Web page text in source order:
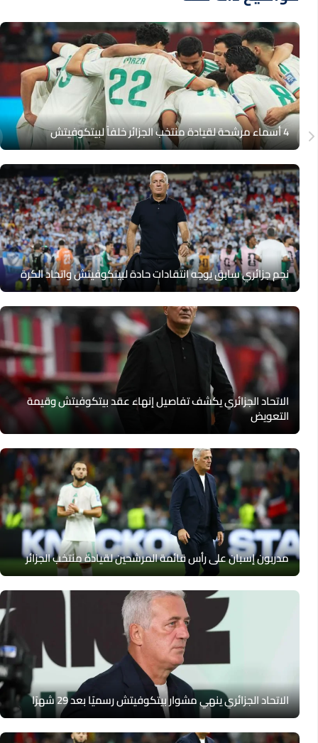
نجم جزائري سابق يوجه انتقادات حادة لبيتكوفيتش واتحاد الكرة
الاتحاد الجزائري يكشف تفاصيل إنهاء عقد بيتكوفيتش وقيمة
التعويض
مدربون إسبان على رأس قائمة المرشحين لقيادة منتخب الجزائر
الاتحاد الجزائري ينهي مشوار بيتكوفيتش رسميًا بعد 29 شهرًا